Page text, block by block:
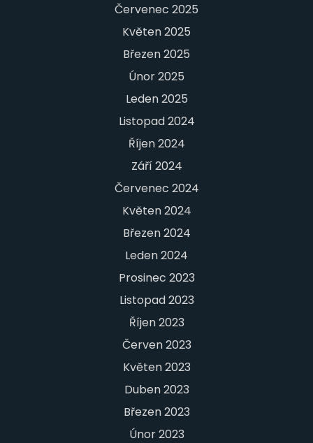
Červenec 2025
Květen 2025
Březen 2025
Únor 2025
Leden 2025
Listopad 2024
Říjen 2024
Září 2024
Červenec 2024
Květen 2024
Březen 2024
Leden 2024
Prosinec 2023
Listopad 2023
Říjen 2023
Červen 2023
Květen 2023
Duben 2023
Březen 2023
Únor 2023